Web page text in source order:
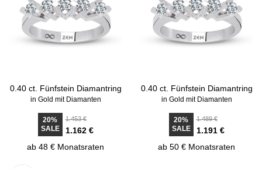
0.40 ct. Fünfstein Diamantring
in Gold mit Diamanten
20%
SALE
1.453 €
1.162 €
ab 48 € Monatsraten
0.40 ct. Fünfstein Diamantring
in Gold mit Diamanten
20%
SALE
1.489 €
1.191 €
ab 50 € Monatsraten